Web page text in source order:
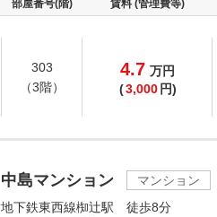
部屋番号(階) 賃料 (管理費等)
303
（3階）
4.7 万円
(3,000 円)
中島マンション
マンション
地下鉄東西線椥辻駅 徒歩8分